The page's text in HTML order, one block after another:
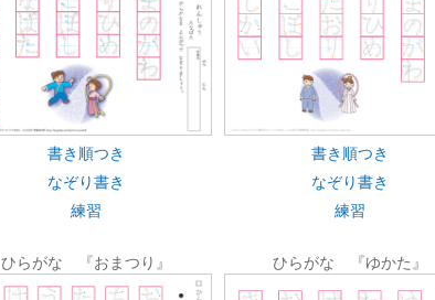
書き順つき
なぞり書き
練習
書き順つき
なぞり書き
練習
ひらがな 『おまつり』 ひらがな 『ゆかた』